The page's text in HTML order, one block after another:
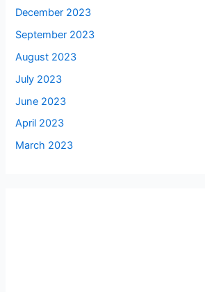
December 2023
September 2023
August 2023
July 2023
June 2023
April 2023
March 2023